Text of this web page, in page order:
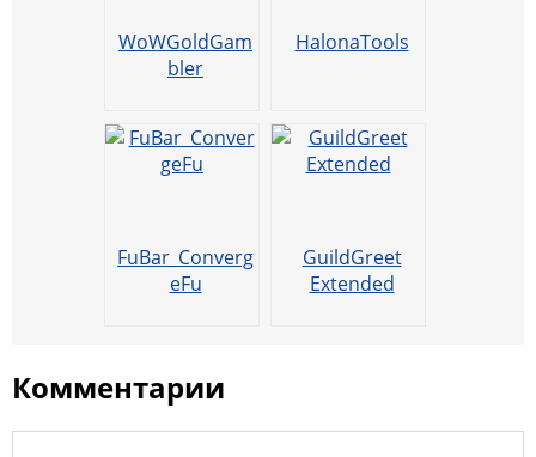
WoWGoldGam
bler
HalonaTools
FuBar_Converg
eFu
GuildGreet
Extended
Комментарии